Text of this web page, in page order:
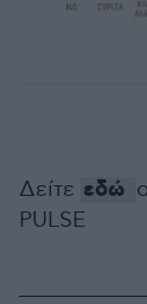
Δείτε εδώ
PULSE